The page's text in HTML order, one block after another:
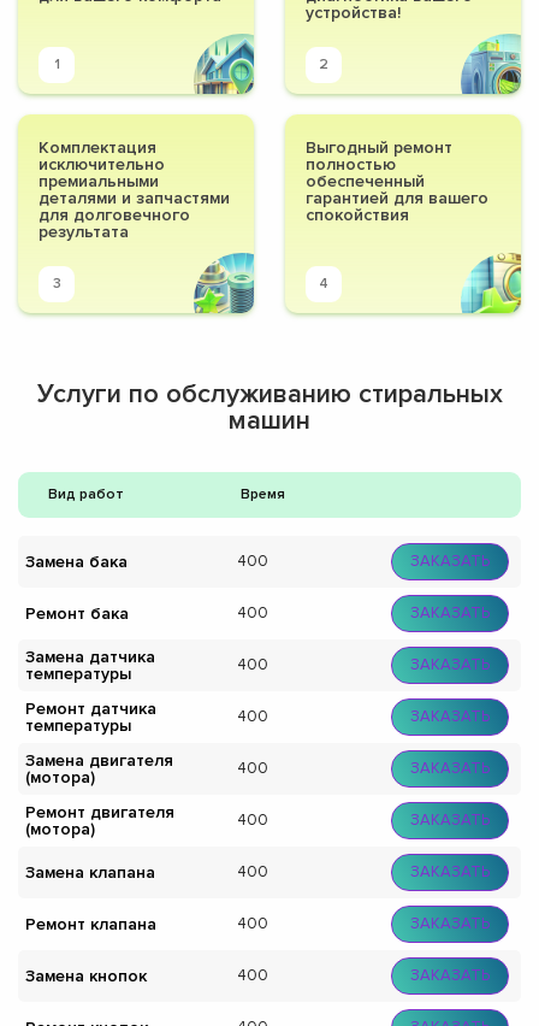
1
устройства!
2
Комплектация
исключительно
премиальными
деталями и запчастями
для долговечного
результата
3
Выгодный ремонт
полностью
обеспеченный
гарантией для вашего
спокойствия
4
Услуги по обслуживанию стиральных
машин
Вид работ Время
Замена бака 400 ЗАКАЗАТЬ
Ремонт бака 400 ЗАКАЗАТЬ
Замена датчика
температуры
400 ЗАКАЗАТЬ
Ремонт датчика
температуры
400 ЗАКАЗАТЬ
Замена двигателя
(мотора)
400 ЗАКАЗАТЬ
Ремонт двигателя
(мотора)
400 ЗАКАЗАТЬ
Замена клапана 400 ЗАКАЗАТЬ
Ремонт клапана 400 ЗАКАЗАТЬ
Замена кнопок 400 ЗАКАЗАТЬ